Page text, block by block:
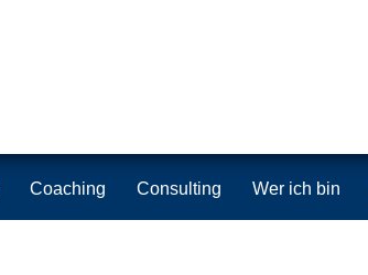
Coaching Consulting Wer ich bin